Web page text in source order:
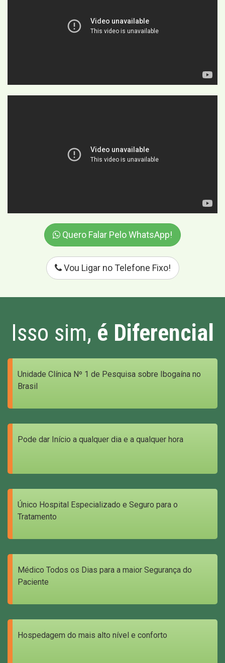
Quero Falar Pelo WhatsApp!
Vou Ligar no Telefone Fixo!
Isso sim, é Diferencial
Unidade Clínica Nº 1 de Pesquisa sobre Ibogaína no
Brasil
Pode dar Início a qualquer dia e a qualquer hora
Único Hospital Especializado e Seguro para o
Tratamento
Médico Todos os Dias para a maior Segurança do
Paciente
Hospedagem do mais alto nível e conforto